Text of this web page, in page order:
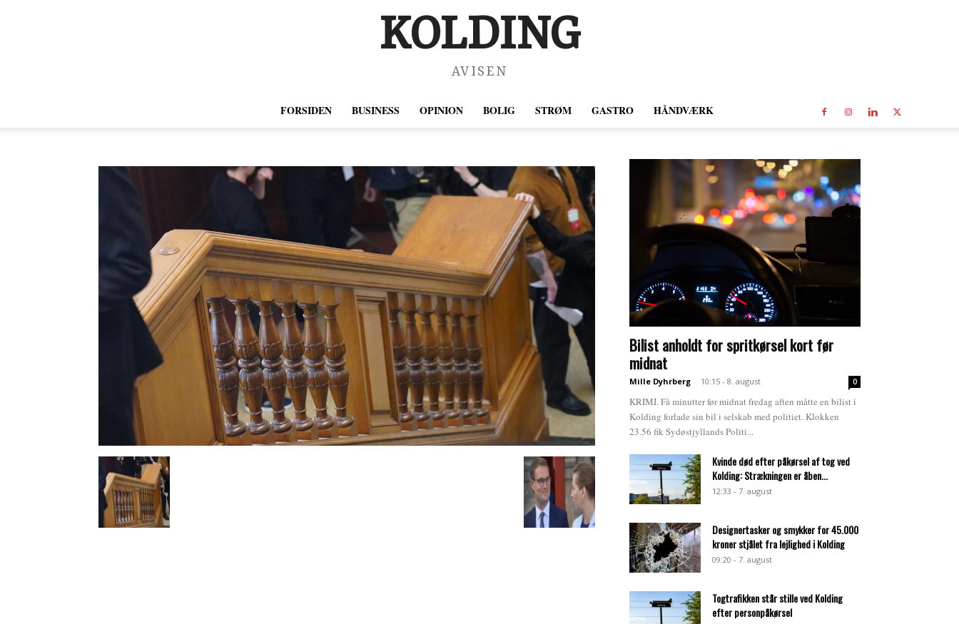
KOLDING
AVISEN
FORSIDEN BUSINESS OPINION BOLIG STRØM GASTRO HÅNDVÆRK
Bilist anholdt for spritkørsel kort før
midnat
Mille Dyhrberg - 10:15 - 8. august 0
KRIMI. Få minutter før midnat fredag aften måtte en bilist i
Kolding forlade sin bil i selskab med politiet. Klokken
23.56 fik Sydøstjyllands Politi...
Kvinde død efter påkørsel af tog ved
Kolding: Strækningen er åben...
12:33 - 7. august
Designertasker og smykker for 45.000
kroner stjålet fra lejlighed i Kolding
09:20 - 7. august
Togtrafikken står stille ved Kolding
efter personpåkørsel